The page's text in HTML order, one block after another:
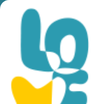
You are here: Home »
PHIL’S BAR & GRILL